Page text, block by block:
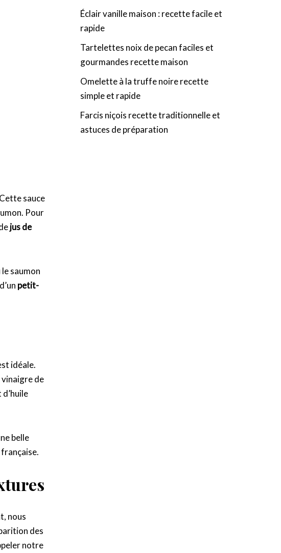
sauce
Pour
jus de
saumon
petit-
idéale.
vinaigre de
belle
nous
des
notre
Éclair vanille maison : recette facile et
rapide
Tartelettes noix de pecan faciles et
gourmandes recette maison
Omelette à la truffe noire recette
simple et rapide
Farcis niçois recette traditionnelle et
astuces de préparation